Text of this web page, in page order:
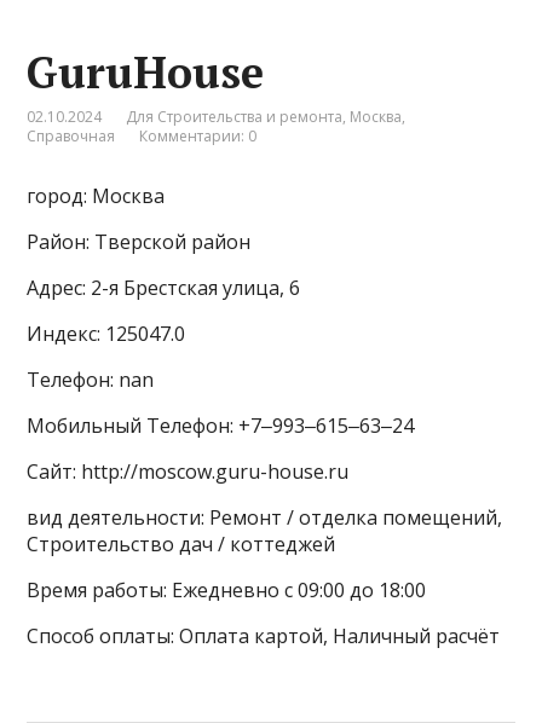
GuruHouse
02.10.2024 Для Строительства и ремонта, Москва,
Справочная
Комментарии: 0
город: Москва
Район: Тверской район
Адрес: 2-я Брестская улица, 6
Индекс: 125047.0
Телефон: nan
Мобильный Телефон: +7‒993‒615‒63‒24
Сайт: http://moscow.guru-house.ru
вид деятельности: Ремонт / отделка помещений,
Строительство дач / коттеджей
Время работы: Ежедневно с 09:00 до 18:00
Способ оплаты: Оплата картой, Наличный расчёт